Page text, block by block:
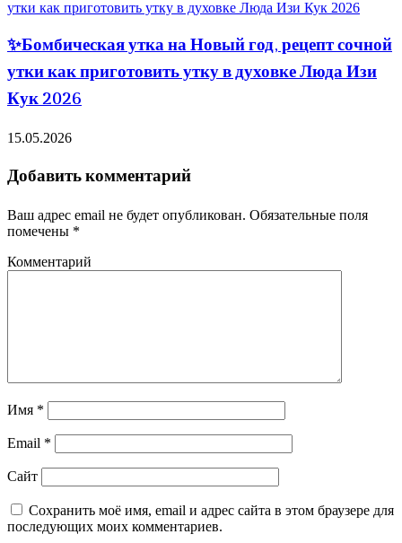
✨Бомбическая утка на Новый год, рецепт сочной
утки как приготовить утку в духовке Люда Изи
Кук 2026
15.05.2026
Добавить комментарий
Ваш адрес email не будет опубликован. Обязательные поля
помечены *
Комментарий
Имя *
Email *
Сайт
Сохранить моё имя, email и адрес сайта в этом браузере для
последующих моих комментариев.